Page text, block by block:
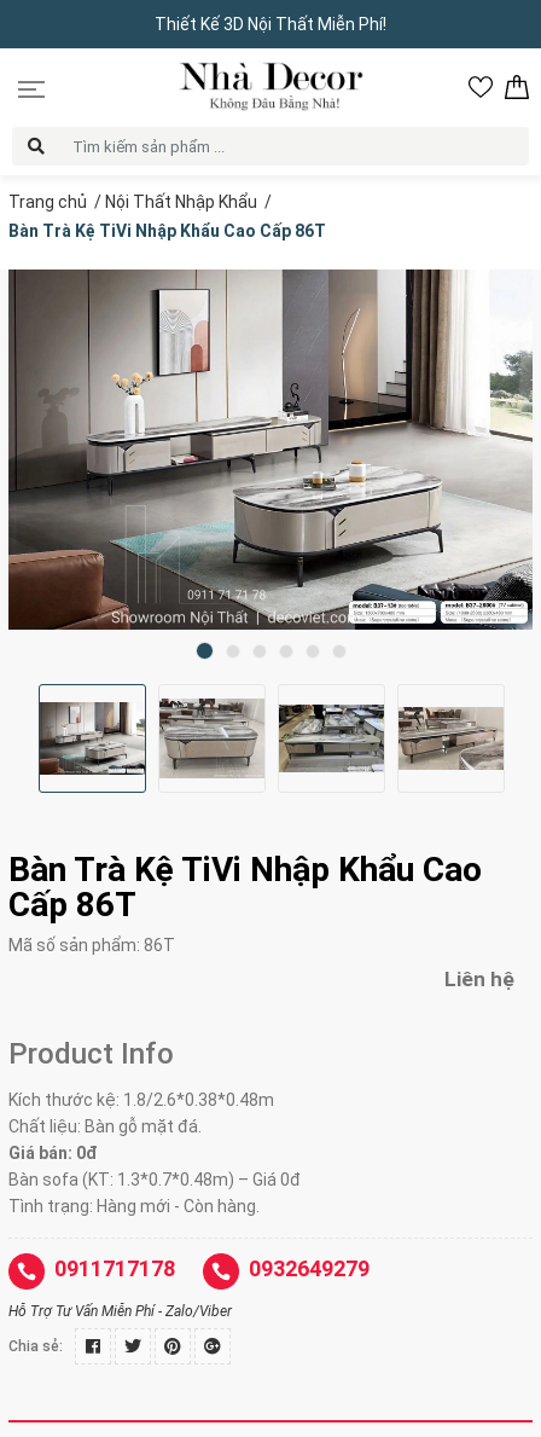
Thiết Kế 3D Nội Thất Miễn Phí!
Trang chủ / Nội Thất Nhập Khẩu /
Bàn Trà Kệ TiVi Nhập Khẩu Cao Cấp 86T
Bàn Trà Kệ TiVi Nhập Khẩu Cao
Cấp 86T
Mã số sản phẩm: 86T
Liên hệ
Product Info
Kích thước kệ: 1.8/2.6*0.38*0.48m
Chất liệu: Bàn gỗ mặt đá.
Giá bán: 0đ
Bàn sofa (KT: 1.3*0.7*0.48m) – Giá 0đ
Tình trạng: Hàng mới - Còn hàng.
0911717178 0932649279
Hỗ Trợ Tư Vấn Miễn Phí - Zalo/Viber
Chia sẻ: